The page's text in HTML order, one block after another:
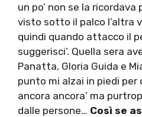
un po’ non se la ricordava
visto sotto il palco l’altra
quindi quando attacco il
suggerisci’. Quella sera
Panatta, Gloria Guida e
punto mi alzai in piedi per
ancora ancora’ ma
dalle persone… Così se